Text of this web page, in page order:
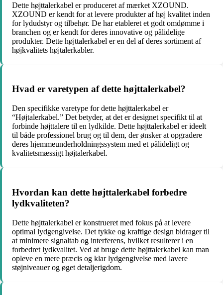
Dette højttalerkabel er produceret af mærket XZOUND.
XZOUND er kendt for at levere produkter af høj kvalitet inden
for lydudstyr og tilbehør. De har etableret et godt omdømme i
branchen og er kendt for deres innovative og pålidelige
produkter. Dette højttalerkabel er en del af deres sortiment af
højkvalitets højtalerkabler.
Hvad er varetypen af dette højttalerkabel?
Den specifikke varetype for dette højttalerkabel er
“Højtalerkabel.” Det betyder, at det er designet specifikt til at
forbinde højttalere til en lydkilde. Dette højttalerkabel er ideelt
til både professionel brug og til dem, der ønsker at opgradere
deres hjemmeunderholdningssystem med et pålideligt og
kvalitetsmæssigt højtalerkabel.
Hvordan kan dette højttalerkabel forbedre
lydkvaliteten?
Dette højttalerkabel er konstrueret med fokus på at levere
optimal lydgengivelse. Det tykke og kraftige design bidrager til
at minimere signaltab og interferens, hvilket resulterer i en
forbedret lydkvalitet. Ved at bruge dette højttalerkabel kan man
opleve en mere præcis og klar lydgengivelse med lavere
støjniveauer og øget detaljerigdom.